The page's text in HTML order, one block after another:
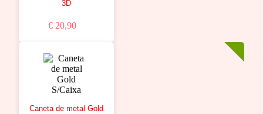
3D
€ 20,90
Caneta de metal Gold